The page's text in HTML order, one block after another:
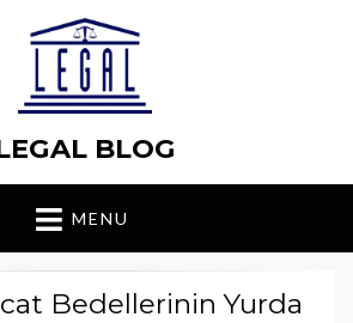
BLOG
MENU
Bedellerinin Yurda